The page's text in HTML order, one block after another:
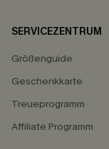
SERVICEZENTRUM
Größenguide
Geschenkkarte
Treueprogramm
Affiliate Programm
15%
*Ein Code pro